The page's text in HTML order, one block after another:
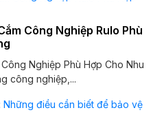
Công Nghiệp Rulo Phù
Nghiệp Phù Hợp Cho Nhu
công nghiệp,...